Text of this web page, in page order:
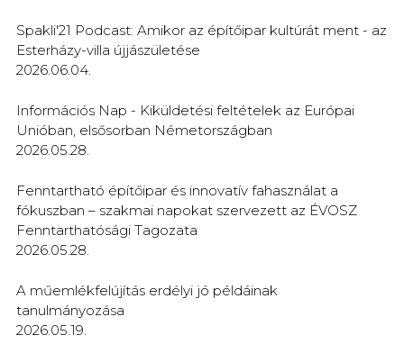
Spakli'21 Podcast: Amikor az építőipar kultúrát ment - az
Esterházy-villa újjászületése
2026.06.04.
Információs Nap - Kiküldetési feltételek az Európai
Unióban, elsősorban Németországban
2026.05.28.
Fenntartható építőipar és innovatív fahasználat a
fókuszban – szakmai napokat szervezett az ÉVOSZ
Fenntarthatósági Tagozata
2026.05.28.
A műemlékfelújítás erdélyi jó példáinak
tanulmányozása
2026.05.19.